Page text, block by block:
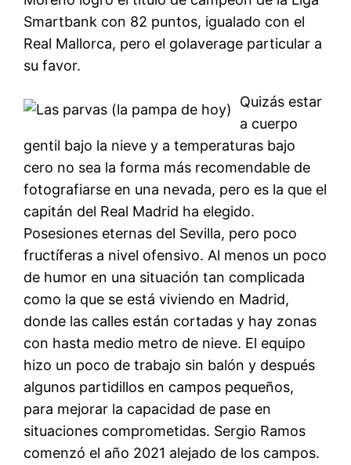
Smartbank con 82 puntos, igualado con el
Real Mallorca, pero el golaverage particular a
su favor.
Quizás estar
a cuerpo
gentil bajo la nieve y a temperaturas bajo
cero no sea la forma más recomendable de
fotografiarse en una nevada, pero es la que el
capitán del Real Madrid ha elegido.
Posesiones eternas del Sevilla, pero poco
fructíferas a nivel ofensivo. Al menos un poco
de humor en una situación tan complicada
como la que se está viviendo en Madrid,
donde las calles están cortadas y hay zonas
con hasta medio metro de nieve. El equipo
hizo un poco de trabajo sin balón y después
algunos partidillos en campos pequeños,
para mejorar la capacidad de pase en
situaciones comprometidas. Sergio Ramos
comenzó el año 2021 alejado de los campos.